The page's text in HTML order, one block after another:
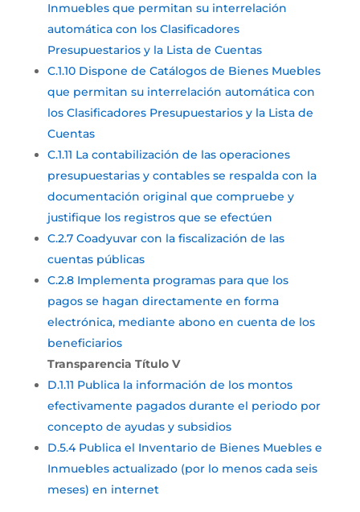
Inmuebles que permitan su interrelación
automática con los Clasificadores
Presupuestarios y la Lista de Cuentas
C.1.10 Dispone de Catálogos de Bienes Muebles
que permitan su interrelación automática con
los Clasificadores Presupuestarios y la Lista de
Cuentas
C.1.11 La contabilización de las operaciones
presupuestarias y contables se respalda con la
documentación original que compruebe y
justifique los registros que se efectúen
C.2.7 Coadyuvar con la fiscalización de las
cuentas públicas
C.2.8 Implementa programas para que los
pagos se hagan directamente en forma
electrónica, mediante abono en cuenta de los
beneficiarios
Transparencia Título V
D.1.11 Publica la información de los montos
efectivamente pagados durante el periodo por
concepto de ayudas y subsidios
D.5.4 Publica el Inventario de Bienes Muebles e
Inmuebles actualizado (por lo menos cada seis
meses) en internet